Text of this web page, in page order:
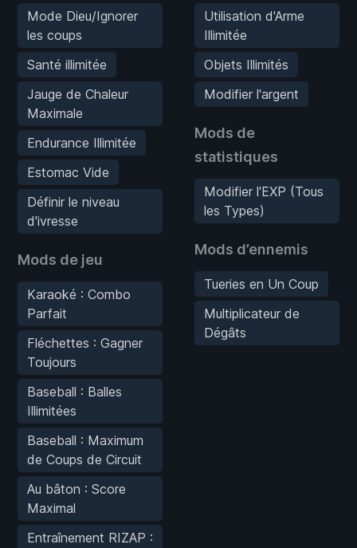
Mode Dieu/Ignorer
les coups
Santé illimitée
Jauge de Chaleur
Maximale
Endurance Illimitée
Estomac Vide
Définir le niveau
d'ivresse
Mods de jeu
Karaoké : Combo
Parfait
Fléchettes : Gagner
Toujours
Baseball : Balles
Illimitées
Baseball : Maximum
de Coups de Circuit
Au bâton : Score
Maximal
Entraînement RIZAP :
Utilisation d'Arme
Illimitée
Objets Illimités
Modifier l'argent
Mods de
statistiques
Modifier l'EXP (Tous
les Types)
Mods d’ennemis
Tueries en Un Coup
Multiplicateur de
Dégâts